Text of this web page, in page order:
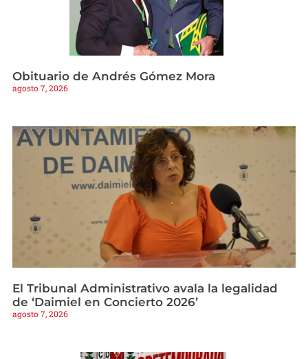
Obituario de Andrés Gómez Mora
agosto 7, 2026
El Tribunal Administrativo avala la legalidad
de ‘Daimiel en Concierto 2026’
agosto 7, 2026